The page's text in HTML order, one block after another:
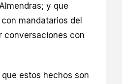
y que
mandatarios del
conversaciones con
que estos hechos son